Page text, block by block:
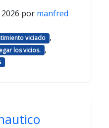
por manfred
viciado ,
los vicios. ,